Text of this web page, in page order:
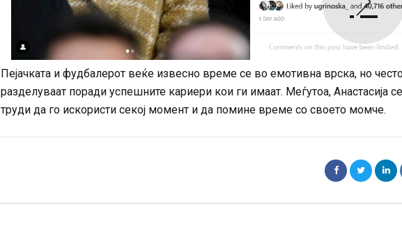
Пејачката и фудбалерот веќе извесно време се во емотивна врска, но
разделуваат поради успешните кариери кои ги имаат. Меѓутоа, Анастасија се
труди да го искористи секој момент и да помине време со своето момче.